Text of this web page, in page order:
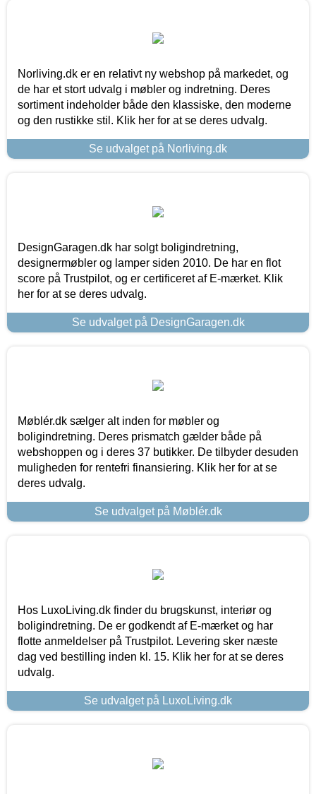
Norliving.dk er en relativt ny webshop på markedet, og
de har et stort udvalg i møbler og indretning. Deres
sortiment indeholder både den klassiske, den moderne
og den rustikke stil. Klik her for at se deres udvalg.
Se udvalget på Norliving.dk
DesignGaragen.dk har solgt boligindretning,
designermøbler og lamper siden 2010. De har en flot
score på Trustpilot, og er certificeret af E-mærket. Klik
her for at se deres udvalg.
Se udvalget på DesignGaragen.dk
Møblér.dk sælger alt inden for møbler og
boligindretning. Deres prismatch gælder både på
webshoppen og i deres 37 butikker. De tilbyder desuden
muligheden for rentefri finansiering. Klik her for at se
deres udvalg.
Se udvalget på Møblér.dk
Hos LuxoLiving.dk finder du brugskunst, interiør og
boligindretning. De er godkendt af E-mærket og har
flotte anmeldelser på Trustpilot. Levering sker næste
dag ved bestilling inden kl. 15. Klik her for at se deres
udvalg.
Se udvalget på LuxoLiving.dk